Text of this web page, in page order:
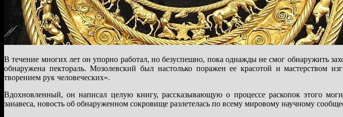
В течение многих лет он упорно работал, но безуспешно, пока однажды не смог обнаружить
обнаружена пектораль. Мозолевский был настолько поражен ее красотой и мастерством
творением рук человеческих».
Вдохновленный, он написал целую книгу, рассказывающую о процессе раскопок этого
занавеса, новость об обнаруженном сокровище разлетелась по всему мировому научному